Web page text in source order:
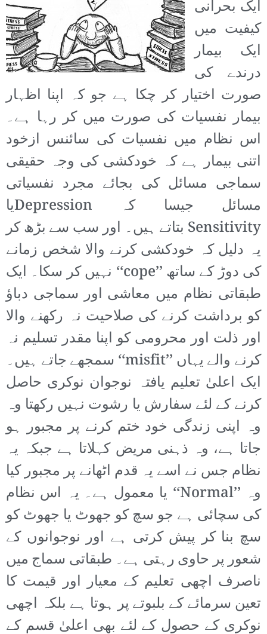
ایک بحرانی
کیفیت میں
ایک بیمار
درندے کی
صورت اختیار کر چکا ہے جو کہ اپنا اظہار
بیمار نفسیات کی صورت میں کر رہا ہے۔
اس نظام میں نفسیات کی سائنس ازخود
اتنی بیمار ہے کہ خودکشی کی وجہ حقیقی
سماجی مسائل کی بجائے مجرد نفسیاتی
مسائل جیسا کہ Depressionیا
Sensitivity بتاتے ہیں۔ اور سب سے بڑھ کر
یہ دلیل کہ خودکشی کرنے والا شخص زمانے
کی دوڑ کے ساتھ ’’cope‘‘ نہیں کر سکا۔ ایک
طبقاتی نظام میں معاشی اور سماجی دباؤ
کو برداشت کرنے کی صلاحیت نہ رکھنے والا
اور ذلت اور محرومی کو اپنا مقدر تسلیم نہ
کرنے والے یہاں ’’misfit‘‘ سمجھے جاتے ہیں۔
ایک اعلیٰ تعلیم یافتہ نوجوان نوکری حاصل
کرنے کے لئے سفارش یا رشوت نہیں رکھتا وہ
وہ اپنی زندگی خود ختم کرنے پر مجبور ہو
جاتا ہے، وہ ذہنی مریض کہلاتا ہے جبکہ یہ
نظام جس نے اسے یہ قدم اٹھانے پر مجبور کیا
وہ ’’Normal‘‘ یا معمول ہے۔ یہ اس نظام
کی سچائی ہے جو سچ کو جھوٹ یا جھوٹ کو
سچ بنا کر پیش کرتی ہے اور نوجوانوں کے
شعور پر حاوی رہتی ہے۔ طبقاتی سماج میں
ناصرف اچھی تعلیم کے معیار اور قیمت کا
تعین سرمائے کے بلبوتے پر ہوتا ہے بلکہ اچھی
نوکری کے حصول کے لئے بھی اعلیٰ قسم کے